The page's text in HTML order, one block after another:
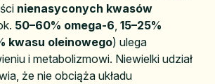
nienasyconych kwasów
50–60% omega-6 15–25%
kwasu oleinowego) ulega
i metabolizmowi. Niewielki udział
że nie obciąża układu